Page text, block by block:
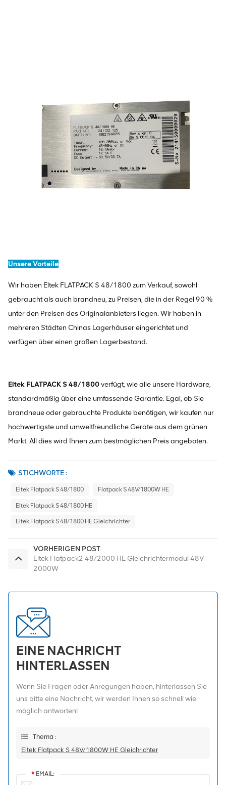
Unsere Vorteile
Wir haben Eltek FLATPACK S 48/1800 zum Verkauf, sowohl
gebraucht als auch brandneu, zu Preisen, die in der Regel 90 %
unter den Preisen des Originalanbieters liegen. Wir haben in
mehreren Städten Chinas Lagerhäuser eingerichtet und
verfügen über einen großen Lagerbestand.
Eltek FLATPACK S 48/1800verfügt, wie alle unsere Hardware,
standardmäßig über eine umfassende Garantie. Egal, ob Sie
brandneue oder gebrauchte Produkte benötigen, wir kaufen nur
hochwertigste und umweltfreundliche Geräte aus dem grünen
Markt. All dies wird Ihnen zum bestmöglichen Preis angeboten.
STICHWORTE :
Eltek Flatpack S 48/1800 Flatpack S 48V/1800W HE
Eltek Flatpack S 48/1800 HE
Eltek Flatpack S 48/1800 HE Gleichrichter
VORHERIGEN POST
Eltek Flatpack2 48/2000 HE Gleichrichtermodul 48V
2000W
EINE NACHRICHT
HINTERLASSEN
Wenn Sie Fragen oder Anregungen haben, hinterlassen Sie
uns bitte eine Nachricht, wir werden Ihnen so schnell wie
möglich antworten!
Thema :
Eltek Flatpack S 48V/1800W HE Gleichrichter
* EMAIL: